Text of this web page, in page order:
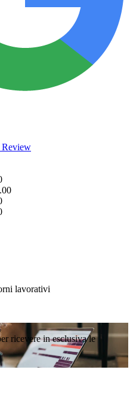
Review
lavorativi
ricevere in esclusiva le